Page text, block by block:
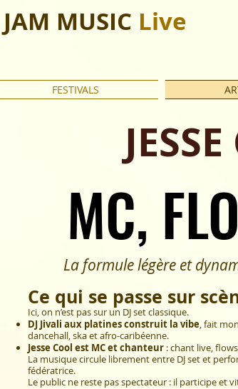
JAM MUSIC Live
FESTIVALS
MC,
MC,
La formule légère et
Ce qui se passe sur
Ici, on n’est pas sur un DJ set classique.
DJ Jivali aux platines construit la vibe, fait
dancehall, ska et afro-caribéenne.
Jesse Cool est MC et chanteur : chant live,
La musique circule librement entre DJ set et
fédératrice.
Le public ne reste pas spectateur : il participe et